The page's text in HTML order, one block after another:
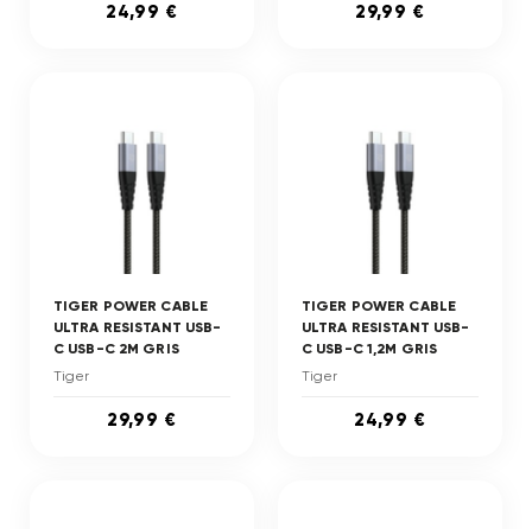
24,99 € 29,99 €
TIGER POWER CABLE
ULTRA RESISTANT USB-
C USB-C 2M GRIS
Tiger
29,99 €
TIGER POWER CABLE
ULTRA RESISTANT USB-
C USB-C 1,2M GRIS
Tiger
24,99 €